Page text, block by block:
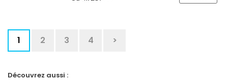
transformateur basse consommation.
1 2 3 4 >
Découvrez aussi :